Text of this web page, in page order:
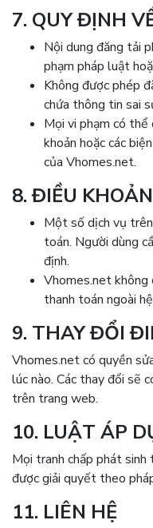
7. QUY ĐỊNH
Nội dung đăng tải
phạm pháp luật
Không được phép
chứa thông tin sai
Mọi vi phạm có thể
khoản hoặc các
của Vhomes.net.
8. ĐIỀU
Một số dịch vụ
toán. Người dùng
định.
Vhomes.net không
thanh toán ngoài
9. THAY ĐỔI
Vhomes.net có quyền
lúc nào. Các thay đổi sẽ
trên trang web.
10. LUẬT ÁP
Mọi tranh chấp phát
được giải quyết theo
11. LIÊN HỆ